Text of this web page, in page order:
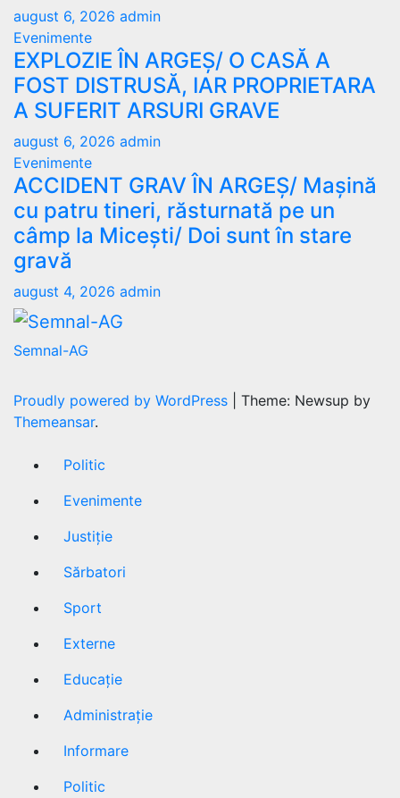
august 6, 2026 admin
Evenimente
EXPLOZIE ÎN ARGEȘ/ O CASĂ A
FOST DISTRUSĂ, IAR PROPRIETARA
A SUFERIT ARSURI GRAVE
august 6, 2026 admin
Evenimente
ACCIDENT GRAV ÎN ARGEȘ/ Mașină
cu patru tineri, răsturnată pe un
câmp la Micești/ Doi sunt în stare
gravă
august 4, 2026 admin
Semnal-AG
Proudly powered by WordPress
Theme: Newsup by
Themeansar.
Politic
Evenimente
Justiție
Sărbatori
Sport
Externe
Educație
Administrație
Informare
Politic